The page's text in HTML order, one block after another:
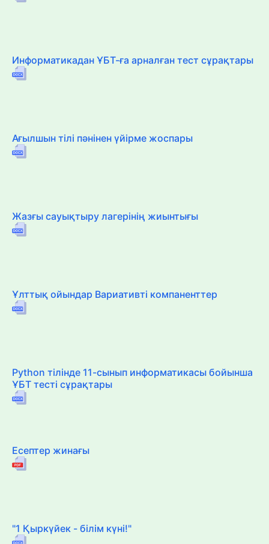
Информатикадан ҰБТ-ға арналған тест сұрақтары
Ағылшын тілі пәнінен үйірме жоспары
Жазғы сауықтыру лагерінің жиынтығы
Ұлттық ойындар Вариативті компаненттер
Python тілінде 11-сынып информатикасы бойынша
ҰБТ тесті сұрақтары
Есептер жинағы
"1 Қыркүйек - білім күні!"